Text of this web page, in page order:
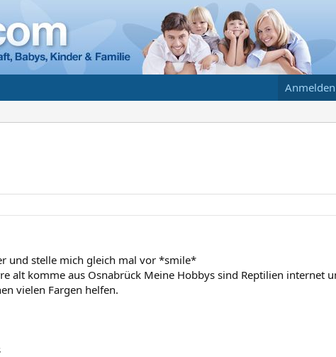
Anmelden
und stelle mich gleich mal vor *smile*
alt komme aus Osnabrück Meine Hobbys sind Reptilien internet
vielen Fargen helfen.